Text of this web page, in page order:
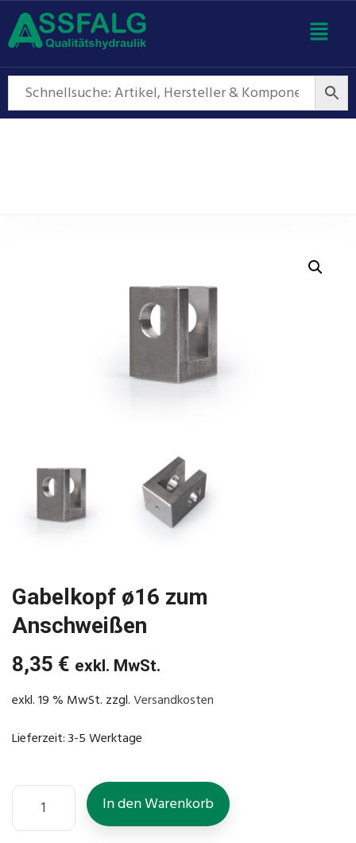
Gabelkopf ø16 zum
Anschweißen
8,35 € exkl. MwSt.
exkl. 19 % MwSt. zzgl.Versandkosten
Lieferzeit:3-5 Werktage
In den Warenkorb